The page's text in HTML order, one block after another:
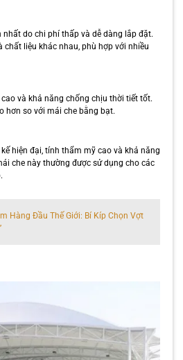
do chi phí thấp và dễ dàng lắp đặt.
chất liệu khác nhau, phù hợp với nhiều
và khả năng chống chịu thời tiết tốt.
hơn so với mái che bằng bạt.
hiện đại, tính thẩm mỹ cao và khả năng
che này thường được sử dụng cho các
Hàng Đầu Thế Giới: Bí Kíp Chọn Vợt